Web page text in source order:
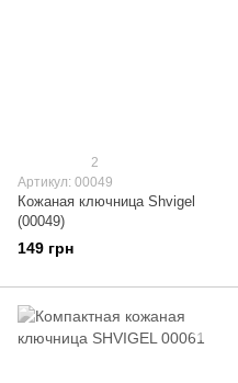
2
Артикул: 00049
Кожаная ключница Shvigel
(00049)
149 грн